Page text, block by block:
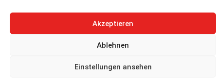
Akzeptieren
Ablehnen
Einstellungen ansehen